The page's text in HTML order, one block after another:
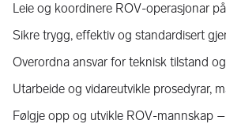
Leie og koordinere ROV-operasjonar
Sikre trygg, effektiv og standardisert
Overordna ansvar for teknisk tilstand
Utarbeide og vidareutvikle prosedyrar,
Følgje opp og utvikle ROV-mannskap